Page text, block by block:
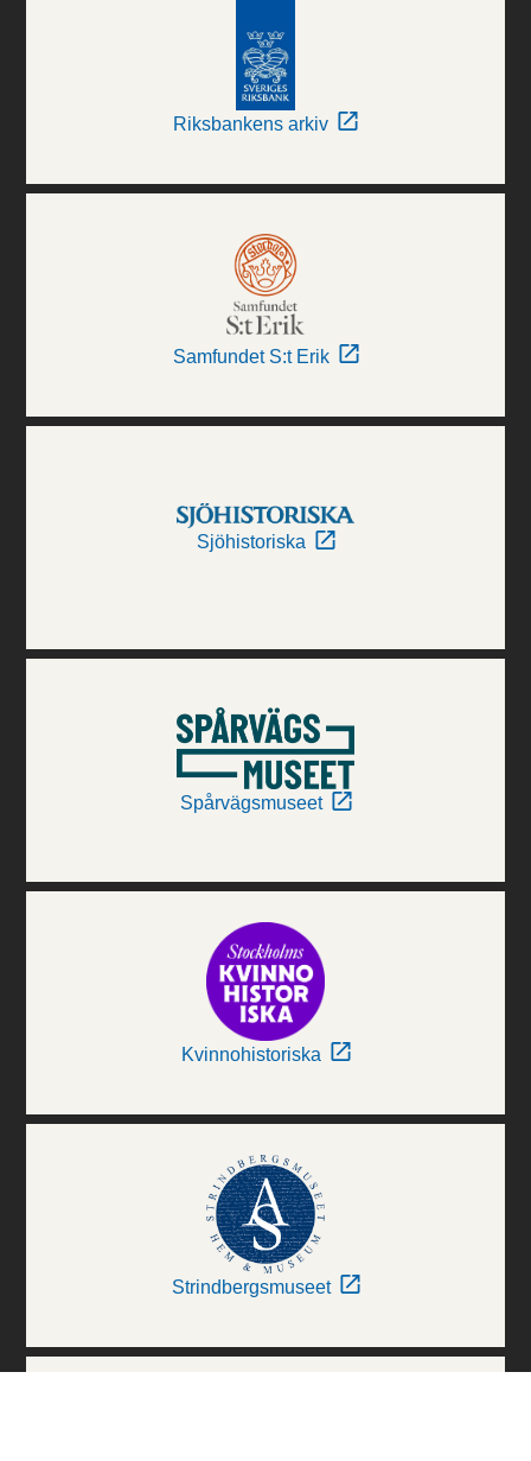
Riksbankens arkiv
Samfundet S:t Erik
Sjöhistoriska
Spårvägsmuseet
Kvinnohistoriska
Strindbergsmuseet